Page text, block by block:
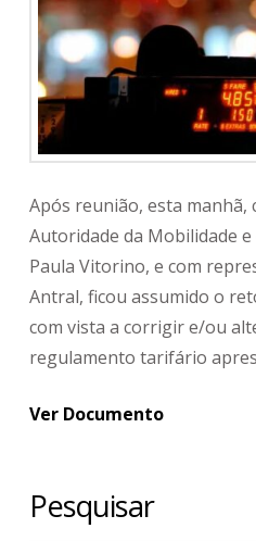
Após reunião, esta manhã,
Autoridade da Mobilidade
Paula Vitorino, e com
Antral, ficou assumido o
com vista a corrigir e/ou
regulamento tarifário
Ver Documento
Pesquisar